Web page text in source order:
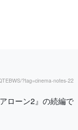
?tag=cinema-notes-22
ローン2』の続編で